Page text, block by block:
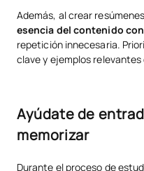
Además, al crear
esencia del contenido
repetición innecesaria.
clave y ejemplos
Ayúdate de
memorizar
Durante el proceso de